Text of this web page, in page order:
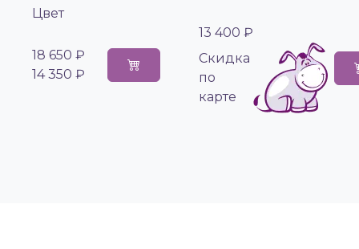
Цвет
18 650 ₽
14 350 ₽
13 400 ₽
Cкидка
по
карте